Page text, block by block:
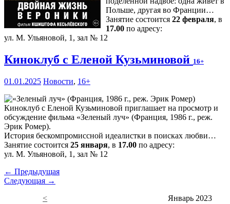
Польше, другая во Франции…
Занятие состоится 22 февраля, в
17.00 по адресу:
ул. М. Ульяновой, 1, зал № 12
Киноклуб с Еленой Кузьминовой 16+
01.01.2025 Новости, 16+
Киноклуб с Еленой Кузьминовой приглашает на просмотр и
обсуждение фильма «Зеленый луч» (Франция, 1986 г., реж.
Эрик Ромер).
История бескомпромиссной идеалистки в поисках любви…
Занятие состоится 25 января, в 17.00 по адресу:
ул. М. Ульяновой, 1, зал № 12
← Предыдущая
Следующая →
<
Январь 2023